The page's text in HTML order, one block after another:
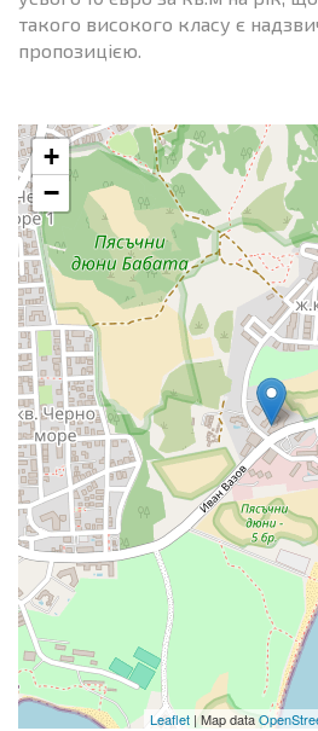
такого високого класу є
пропозицією.
+
−
Leaflet | Map data